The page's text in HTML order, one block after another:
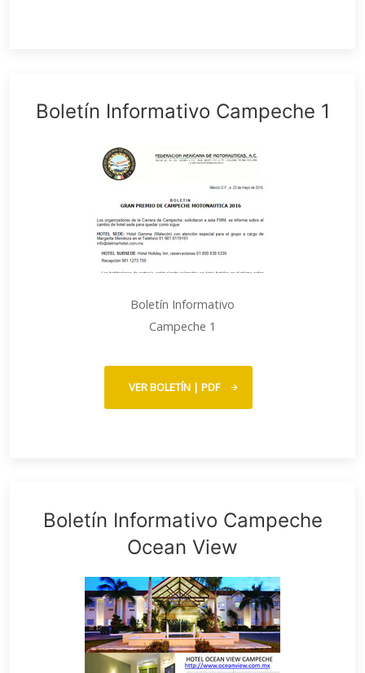
Boletín Informativo Campeche 1
Boletín Informativo
Campeche 1
VER BOLETÍN | PDF
Boletín Informativo Campeche
Ocean View